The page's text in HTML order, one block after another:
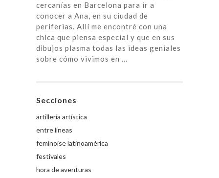
cercanías en Barcelona para ir a
conocer a Ana, en su ciudad de
periferias. Allí me encontré con una
chica que piensa especial y que en sus
dibujos plasma todas las ideas geniales
sobre cómo vivimos en ...
Secciones
artillería artística
entre líneas
feminoise latinoamérica
festivales
hora de aventuras